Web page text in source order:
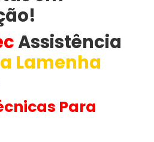
Assistência
Lamenha
Para